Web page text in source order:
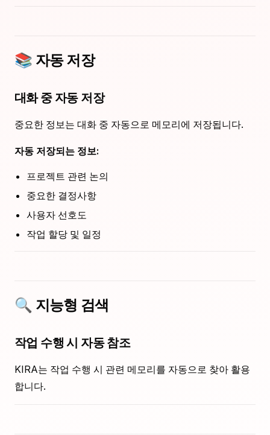
📚 자동 저장
대화 중 자동 저장
중요한 정보는 대화 중 자동으로 메모리에 저장됩니다.
자동 저장되는 정보:
프로젝트 관련 논의
중요한 결정사항
사용자 선호도
작업 할당 및 일정
🔍 지능형 검색
작업 수행 시 자동 참조
KIRA는 작업 수행 시 관련 메모리를 자동으로 찾아 활용
합니다.